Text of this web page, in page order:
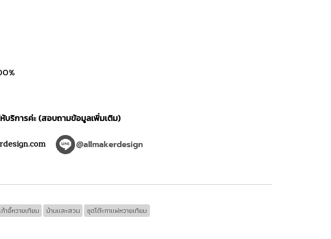
บริการค่ะ (สอบถามข้อมูลเพิ่มเติม)
เก้าอี้หวายเทียม บ้านและสวน ชุดโต๊ะกาแฟหวายเทียม